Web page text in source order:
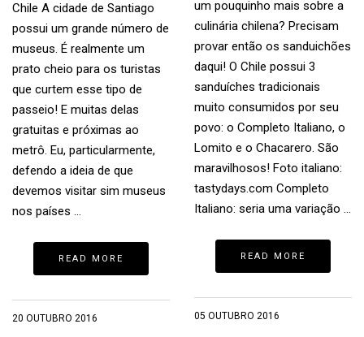
Chile A cidade de Santiago
possui um grande número de
museus. É realmente um
prato cheio para os turistas
que curtem esse tipo de
passeio! E muitas delas
gratuitas e próximas ao
metrô. Eu, particularmente,
defendo a ideia de que
devemos visitar sim museus
nos países …
READ MORE
20 OUTUBRO 2016
um pouquinho mais sobre a
culinária chilena? Precisam
provar então os sanduichões
daqui! O Chile possui 3
sanduíches tradicionais
muito consumidos por seu
povo: o Completo Italiano, o
Lomito e o Chacarero. São
maravilhosos! Foto italiano:
tastydays.com Completo
Italiano: seria uma variação …
READ MORE
05 OUTUBRO 2016